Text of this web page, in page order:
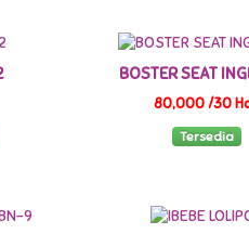
BOSTER SEAT
80,000 /30
Tersedia